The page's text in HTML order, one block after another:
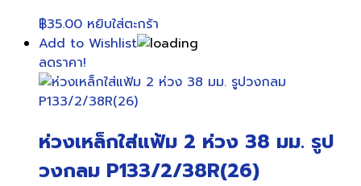
฿35.00 หยิบใส่ตะกร้า
Add to Wishlist
ลดราคา!
ห่วงเหล็กใส่แฟ้ม 2 ห่วง 38 มม. รูป
วงกลม P133/2/38R(26)